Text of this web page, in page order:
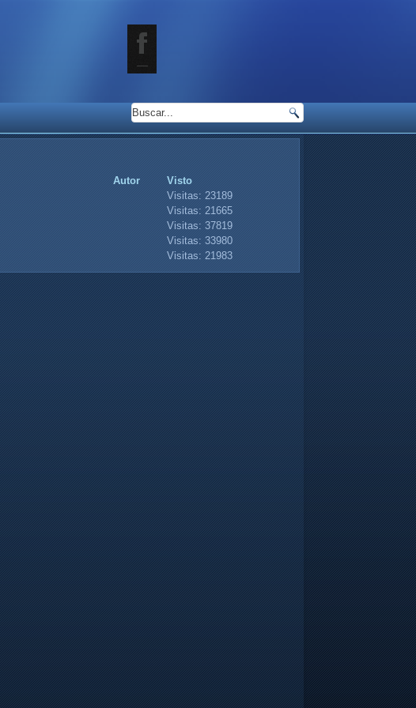
Autor
Visto
Visitas: 23189
Visitas: 21665
Visitas: 37819
Visitas: 33980
Visitas: 21983